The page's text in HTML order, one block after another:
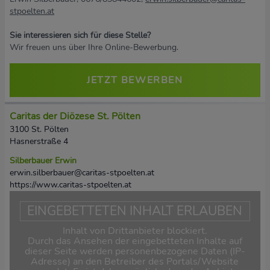
stpoelten.at
Sie interessieren sich für diese Stelle?
Wir freuen uns über Ihre Online-Bewerbung.
JETZT BEWERBEN
Caritas der Diözese St. Pölten
3100 St. Pölten
Hasnerstraße 4
Silberbauer Erwin
erwin.silberbauer@caritas-stpoelten.at
https://www.caritas-stpoelten.at
EINGEBETTETEN INHALT ERLAUBEN
Inhalt von Drittanbieter blockiert.
Durch das Ansehen der eingebetteten Inhalte auf
dieser Seite werden personenbezogene Daten (IP-
Adresse) an den Betreiber des Portals/Website